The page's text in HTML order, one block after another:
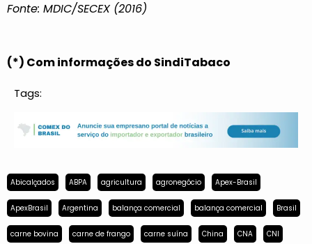
Fonte: MDIC/SECEX (2016)
(*) Com informações do SindiTabaco
Tags:
Abicalçados ABPA agricultura agronegócio Apex-Brasil
ApexBrasil Argentina balança comercial balança comercial Brasil
carne bovina carne de frango carne suína China CNA CNI